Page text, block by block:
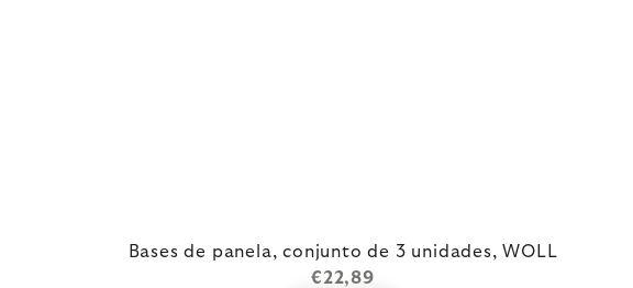
Bases de panela, conjunto de 3 unidades, WOLL
€22,89